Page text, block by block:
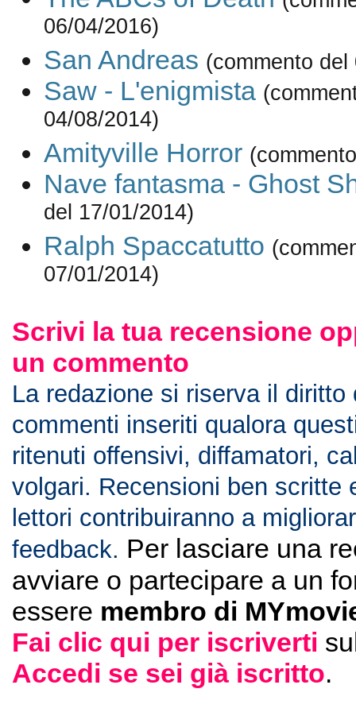
06/04/2016)
San Andreas (commento del
Saw - L'enigmista
04/08/2014)
Amityville Horror
Nave fantasma - Ghost
del 17/01/2014)
Ralph Spaccatutto
07/01/2014)
Scrivi la tua recensione
un commento
La redazione si riserva il diritto
commenti inseriti qualora
ritenuti offensivi, diffamatori,
volgari. Recensioni ben scritte
lettori contribuiranno a
feedback. Per lasciare una
avviare o partecipare a un
essere membro di
Fai clic qui per iscriverti
Accedi se sei già iscritto.